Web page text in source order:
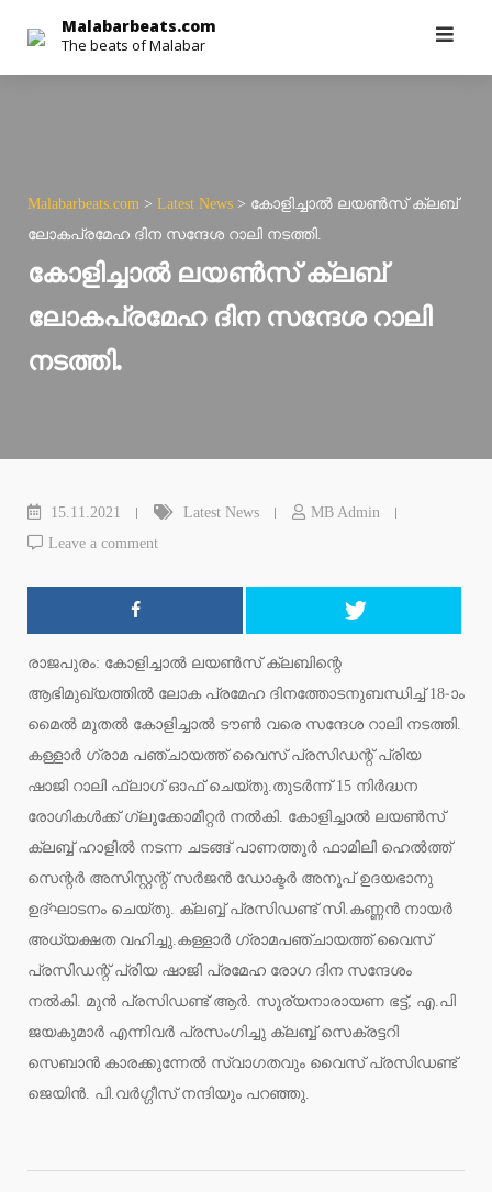
content
Malabarbeats.com
The beats of Malabar
Malabarbeats.com > Latest News > കോളിച്ചാല്‍ ലയണ്‍സ് ക്ലബ്
ലോകപ്രമേഹ ദിന സന്ദേശ റാലി നടത്തി.
കോളിച്ചാല്‍ ലയണ്‍സ് ക്ലബ്
ലോകപ്രമേഹ ദിന സന്ദേശ റാലി
നടത്തി.
15.11.2021 Latest News
MB Admin
Leave a comment
രാജപുരം: കോളിച്ചാല്‍ ലയണ്‍സ് ക്ലബിന്റെ
ആഭിമുഖ്യത്തില്‍ ലോക പ്രമേഹ ദിനത്തോടനുബന്ധിച്ച് 18-ാം
മൈല്‍ മുതല്‍ കോളിച്ചാല്‍ ടൗണ്‍ വരെ സന്ദേശ റാലി നടത്തി.
കള്ളാര്‍ ഗ്രാമ പഞ്ചായത്ത് വൈസ് പ്രസിഡന്റ് പ്രിയ
ഷാജി റാലി ഫ്‌ലാഗ് ഓഫ് ചെയ്തു.തുടര്‍ന്ന് 15 നിര്‍ദ്ധന
രോഗികള്‍ക്ക് ഗ്ലൂക്കോമീറ്റര്‍ നല്‍കി. കോളിച്ചാല്‍ ലയണ്‍സ്
ക്ലബ്ബ് ഹാളില്‍ നടന്ന ചടങ്ങ് പാണത്തൂര്‍ ഫാമിലി ഹെല്‍ത്ത്
സെന്റര്‍ അസിസ്റ്റന്റ് സര്‍ജന്‍ ഡോക്ടര്‍ അനൂപ് ഉദയഭാനു
ഉദ്ഘാടനം ചെയ്തു. ക്ലബ്ബ് പ്രസിഡണ്ട് സി.കണ്ണന്‍ നായര്‍
അധ്യക്ഷത വഹിച്ചു.കള്ളാര്‍ ഗ്രാമപഞ്ചായത്ത് വൈസ്
പ്രസിഡന്റ് പ്രിയ ഷാജി പ്രമേഹ രോഗ ദിന സന്ദേശം
നല്‍കി. മുന്‍ പ്രസിഡണ്ട് ആര്‍. സൂര്യനാരായണ ഭട്ട്, എ.പി
ജയകുമാര്‍ എന്നിവര്‍ പ്രസംഗിച്ചു ക്ലബ്ബ് സെക്രട്ടറി
സെബാന്‍ കാരക്കുന്നേല്‍ സ്വാഗതവും വൈസ് പ്രസിഡണ്ട്
ജെയിന്‍. പി.വര്‍ഗ്ഗീസ് നന്ദിയും പറഞ്ഞു.